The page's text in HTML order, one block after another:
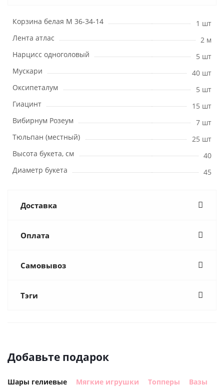
Корзина белая М 36-34-14
1 шт
Лента атлас
2 м
Нарцисс одноголовый
5 шт
Мускари
40 шт
Оксипеталум
5 шт
Гиацинт
15 шт
Вибирнум Розеум
7 шт
Тюльпан (местный)
25 шт
Высота букета, см
40
Диаметр букета
45
Доставка
Оплата
Самовывоз
Тэги
Добавьте подарок
Шары гелиевые Мягкие игрушки Топперы
Вазы